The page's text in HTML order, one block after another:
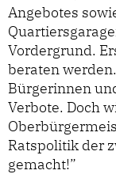
Angebotes
Vordergrund.
beraten
Bürgerinnen
Verbote. Doch
Ratspolitik der
gemacht!”